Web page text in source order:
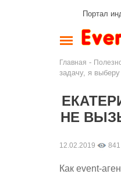
Портал
Главная -
задачу, я
НЕ
12.02.2019 841
Как event-